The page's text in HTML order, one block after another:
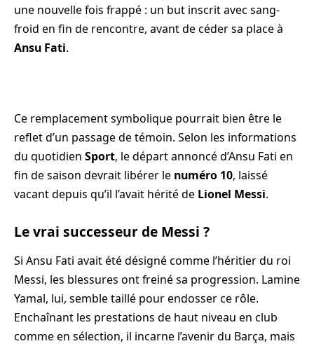
une nouvelle fois frappé : un but inscrit avec sang-
froid en fin de rencontre, avant de céder sa place à
Ansu Fati.
Ce remplacement symbolique pourrait bien être le
reflet d’un passage de témoin. Selon les informations
du quotidien Sport, le départ annoncé d’Ansu Fati en
fin de saison devrait libérer le numéro 10, laissé
vacant depuis qu’il l’avait hérité de Lionel Messi.
Le vrai successeur de Messi ?
Si Ansu Fati avait été désigné comme l’héritier du roi
Messi, les blessures ont freiné sa progression. Lamine
Yamal, lui, semble taillé pour endosser ce rôle.
Enchaînant les prestations de haut niveau en club
comme en sélection, il incarne l’avenir du Barça, mais